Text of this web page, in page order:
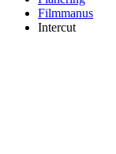
Filmmanus
Intercut